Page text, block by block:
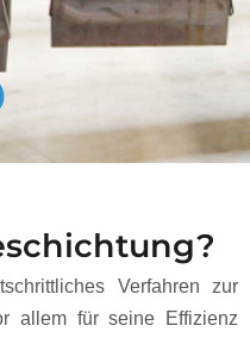
Verfahren zur
allem für seine Effizienz